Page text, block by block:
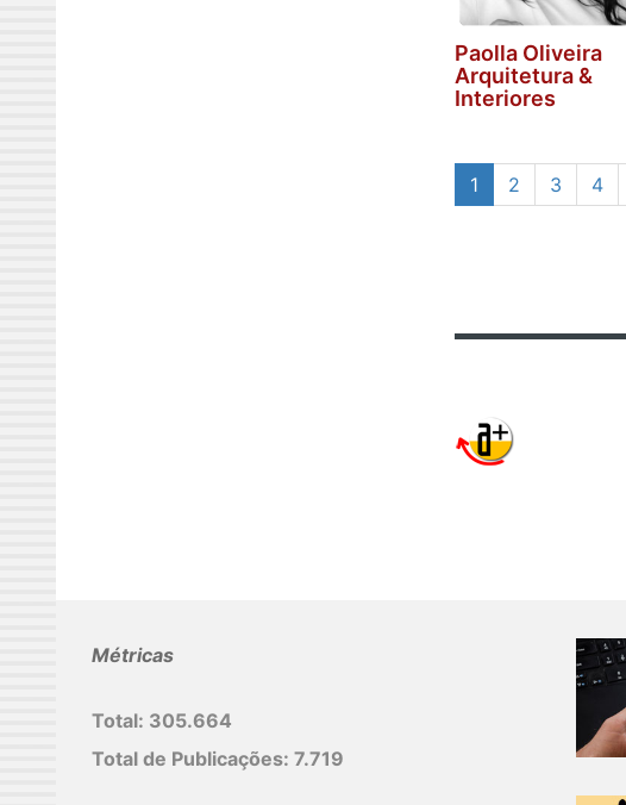
Paolla Oliveira
Arquitetura &
Interiores
1 2 3 4
Métricas
Total: 305.664
Total de Publicações: 7.719